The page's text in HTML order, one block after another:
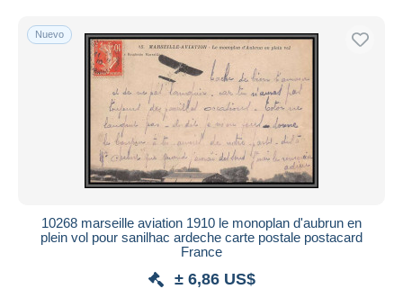
Nuevo
10268 marseille aviation 1910 le monoplan d'aubrun en
plein vol pour sanilhac ardeche carte postale postacard
France
± 6,86 US$